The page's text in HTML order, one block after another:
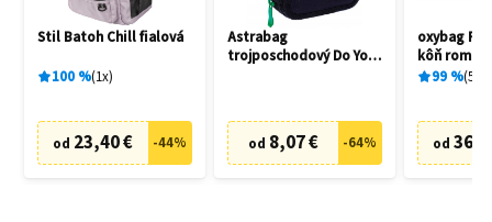
Stil Batoh Chill fialová
100% 1x
od 23,40 € -44%
Astrabag
trojposchodový Do Your
od 8,07 € -64%
oxybag
kôň
99% 5
od